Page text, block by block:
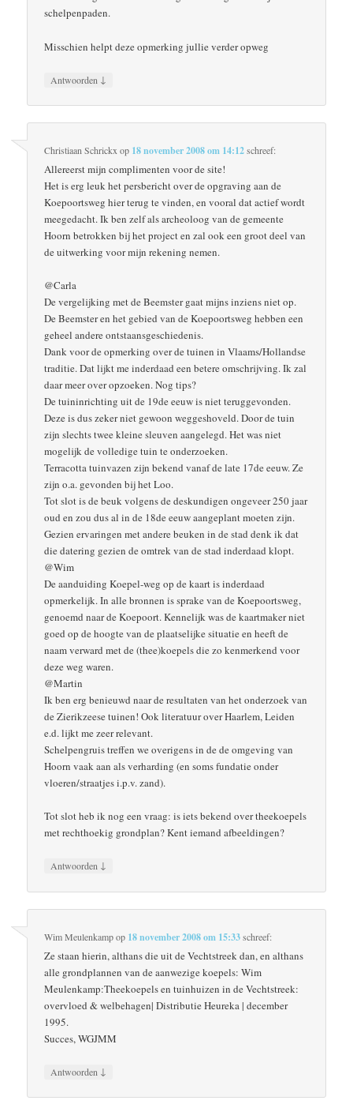
schelpenpaden.
Misschien helpt deze opmerking jullie verder opweg
Antwoorden ↓
Christiaan Schrickx op 18 november 2008 om 14:12schreef:
Allereerst mijn complimenten voor de site!
Het is erg leuk het persbericht over de opgraving aan de
Koepoortsweg hier terug te vinden, en vooral dat actief wordt
meegedacht. Ik ben zelf als archeoloog van de gemeente
Hoorn betrokken bij het project en zal ook een groot deel van
de uitwerking voor mijn rekening nemen.
@Carla
De vergelijking met de Beemster gaat mijns inziens niet op.
De Beemster en het gebied van de Koepoortsweg hebben een
geheel andere ontstaansgeschiedenis.
Dank voor de opmerking over de tuinen in Vlaams/Hollandse
traditie. Dat lijkt me inderdaad een betere omschrijving. Ik zal
daar meer over opzoeken. Nog tips?
De tuininrichting uit de 19de eeuw is niet teruggevonden.
Deze is dus zeker niet gewoon weggeshoveld. Door de tuin
zijn slechts twee kleine sleuven aangelegd. Het was niet
mogelijk de volledige tuin te onderzoeken.
Terracotta tuinvazen zijn bekend vanaf de late 17de eeuw. Ze
zijn o.a. gevonden bij het Loo.
Tot slot is de beuk volgens de deskundigen ongeveer 250 jaar
oud en zou dus al in de 18de eeuw aangeplant moeten zijn.
Gezien ervaringen met andere beuken in de stad denk ik dat
die datering gezien de omtrek van de stad inderdaad klopt.
@Wim
De aanduiding Koepel-weg op de kaart is inderdaad
opmerkelijk. In alle bronnen is sprake van de Koepoortsweg,
genoemd naar de Koepoort. Kennelijk was de kaartmaker niet
goed op de hoogte van de plaatselijke situatie en heeft de
naam verward met de (thee)koepels die zo kenmerkend voor
deze weg waren.
@Martin
Ik ben erg benieuwd naar de resultaten van het onderzoek van
de Zierikzeese tuinen! Ook literatuur over Haarlem, Leiden
e.d. lijkt me zeer relevant.
Schelpengruis treffen we overigens in de de omgeving van
Hoorn vaak aan als verharding (en soms fundatie onder
vloeren/straatjes i.p.v. zand).
Tot slot heb ik nog een vraag: is iets bekend over theekoepels
met rechthoekig grondplan? Kent iemand afbeeldingen?
Antwoorden ↓
Wim Meulenkampop 18 november 2008 om 15:33schreef:
Ze staan hierin, althans die uit de Vechtstreek dan, en althans
alle grondplannen van de aanwezige koepels: Wim
Meulenkamp:Theekoepels en tuinhuizen in de Vechtstreek:
overvloed & welbehagen| Distributie Heureka | december
1995.
Succes, WGJMM
Antwoorden ↓